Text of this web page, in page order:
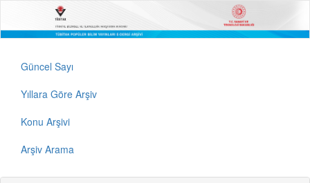
Güncel Sayı
Yıllara Göre Arşiv
Konu Arşivi
Arşiv Arama